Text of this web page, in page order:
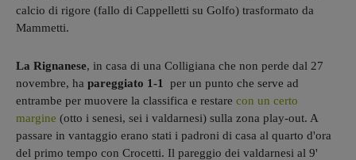
calcio di rigore (fallo di Cappelletti su Golfo) trasformato da
Mammetti.
La Rignanese, in casa di una Colligiana che non perde dal 27
novembre, ha pareggiato 1-1 per un punto che serve ad
entrambe per muovere la classifica e restare con un certo
margine (otto i senesi, sei i valdarnesi) sulla zona play-out. A
passare in vantaggio erano stati i padroni di casa al quarto d'ora
del primo tempo con Crocetti. Il pareggio dei valdarnesi al 9'